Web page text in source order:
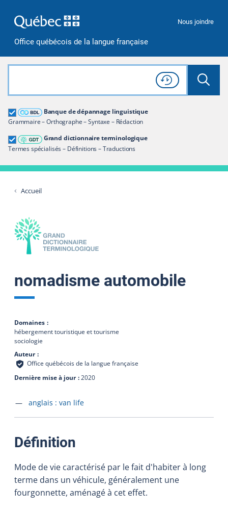
Office québécois de la langue française
Nous joindre
Rechercher dans tout le site
Lancer
Consulter l'
Historique
de recherche
Banque de dépannage linguistique
Grammaire – Orthographe – Syntaxe – Rédaction
Grand dictionnaire terminologique
Termes spécialisés – Définitions – Traductions
Grand dictionnaire terminologique
Restreindre aux termes
Accueil
nomadisme automobile
Domaines
hébergement touristique et tourisme
sociologie
Auteur
Office québécois de la langue française
Dernière mise à jour 2020
Accéder à la fiche en
anglais : van life
Définition
Mode de vie caractérisé par le fait d'habiter à long
terme dans un véhicule, généralement une
fourgonnette, aménagé à cet effet.